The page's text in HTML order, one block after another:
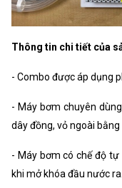
Thông tin chi tiết của
- Combo được áp dụng
- Máy bơm chuyên
dây đồng, vỏ ngoài
- Máy bơm có chế độ
khi mở khóa đầu nước ra.